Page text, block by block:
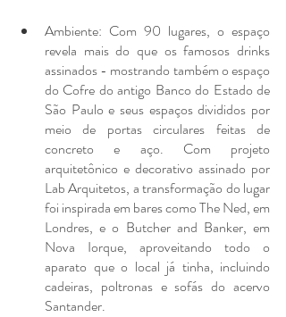
Ambiente: Com 90 lugares, o espaço
revela mais do que os famosos drinks
assinados - mostrando também o espaço
do Cofre do antigo Banco do Estado de
São Paulo e seus espaços divididos por
meio de portas circulares feitas de
concreto e aço. Com projeto
arquitetônico e decorativo assinado por
Lab Arquitetos, a transformação do lugar
foi inspirada em bares como The Ned, em
Londres, e o Butcher and Banker, em
Nova Iorque, aproveitando todo o
aparato que o local já tinha, incluindo
cadeiras, poltronas e sofás do acervo
Santander.